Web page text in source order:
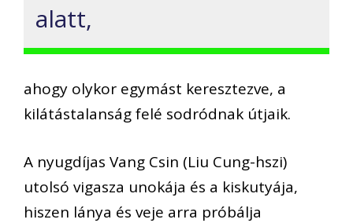
alatt,
ahogy olykor egymást keresztezve, a
kilátástalanság felé sodródnak útjaik.
A nyugdíjas Vang Csin (Liu Cung-hszi)
utolsó vigasza unokája és a kiskutyája,
hiszen lánya és veje arra próbálja